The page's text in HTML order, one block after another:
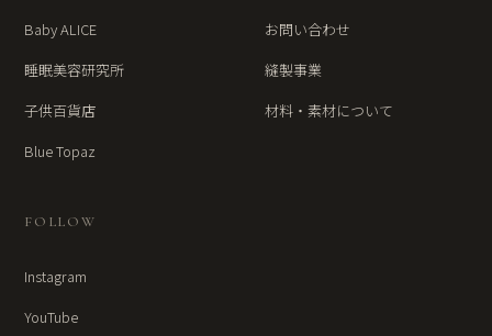
Baby ALICE
睡眠美容研究所
子供百貨店
Blue Topaz
お問い合わせ
縫製事業
材料・素材について
FOLLOW
Instagram
YouTube